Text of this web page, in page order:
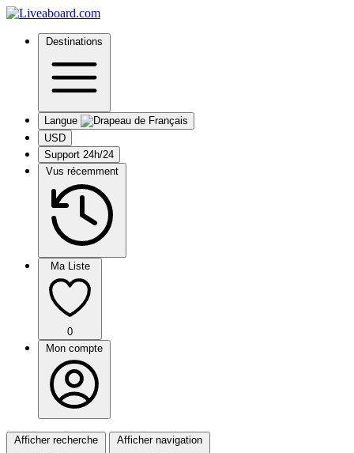
Destinations
Langue
USD
Support 24h/24
Vus récemment
Ma Liste
0
Mon compte
Afficher recherche Afficher navigation